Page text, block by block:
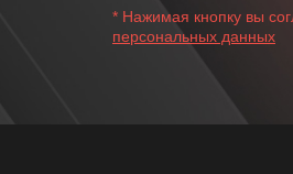
* Нажимая кнопку вы
персональных данных